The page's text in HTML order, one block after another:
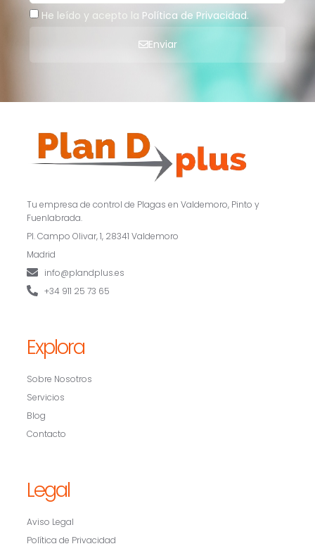
He leído y acepto la Política de Privacidad.
Enviar
Tu empresa de control de Plagas en Valdemoro, Pinto y
Fuenlabrada.
Pl. Campo Olivar, 1, 28341 Valdemoro
Madrid
info@plandplus.es
+34 911 25 73 65
Explora
Sobre Nosotros
Servicios
Blog
Contacto
Legal
Aviso Legal
Política de Privacidad